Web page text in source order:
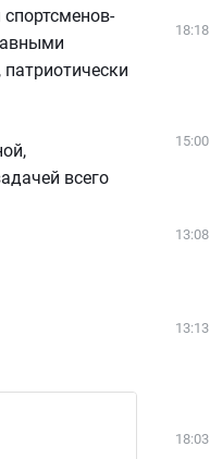
всего
18:18
15:00
13:08
13:13
18:03